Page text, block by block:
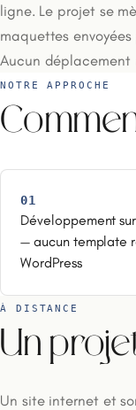
ligne. Le projet se
maquettes
Aucun déplacement
NOTRE APPROCHE
01
Développement
— aucun template
WordPress
À DISTANCE
Un
Un site internet et